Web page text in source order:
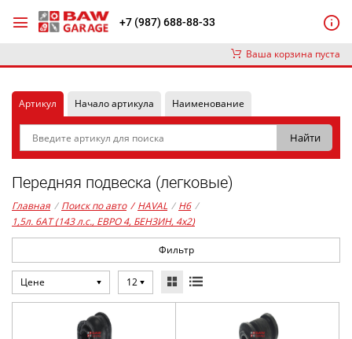
+7 (987) 688-88-33
Ваша корзина пуста
Артикул Начало артикула Наименование
Передняя подвеска (легковые)
Главная / Поиск по авто / HAVAL / H6 /
1,5л. 6AT (143 л.с., ЕВРО 4, БЕНЗИН, 4x2)
Фильтр
Цене 12